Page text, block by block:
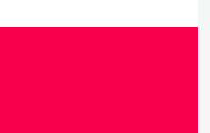
sur Youtube